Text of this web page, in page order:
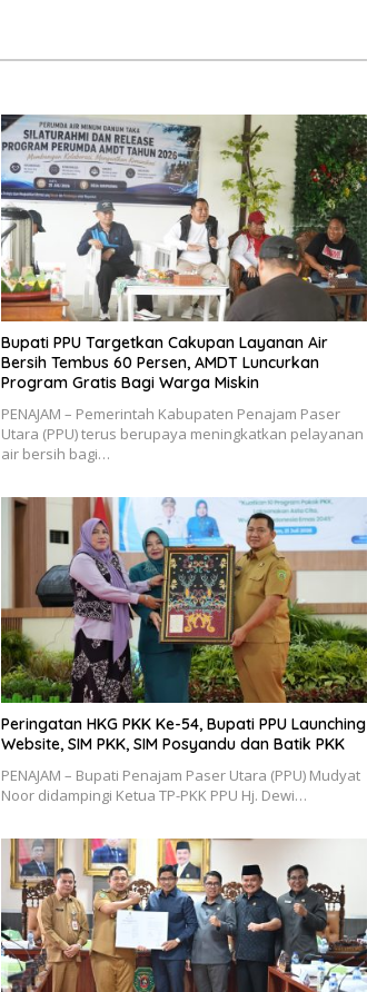
Bupati PPU Targetkan Cakupan Layanan Air
Bersih Tembus 60 Persen, AMDT Luncurkan
Program Gratis Bagi Warga Miskin
PENAJAM – Pemerintah Kabupaten Penajam Paser
Utara (PPU) terus berupaya meningkatkan pelayanan
air bersih bagi…
Peringatan HKG PKK Ke-54, Bupati PPU Launching
Website, SIM PKK, SIM Posyandu dan Batik PKK
PENAJAM – Bupati Penajam Paser Utara (PPU) Mudyat
Noor didampingi Ketua TP-PKK PPU Hj. Dewi…